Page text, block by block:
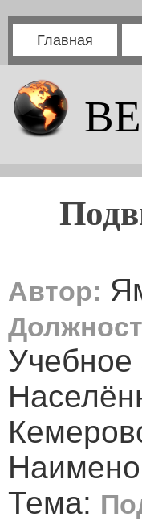
Главная
Автор:
Тема: